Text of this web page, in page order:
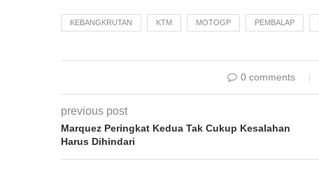
KEBANGKRUTAN KTM MOTOGP PEMBALAP
0 comments
previous post
Marquez Peringkat Kedua Tak Cukup Kesalahan
Harus Dihindari